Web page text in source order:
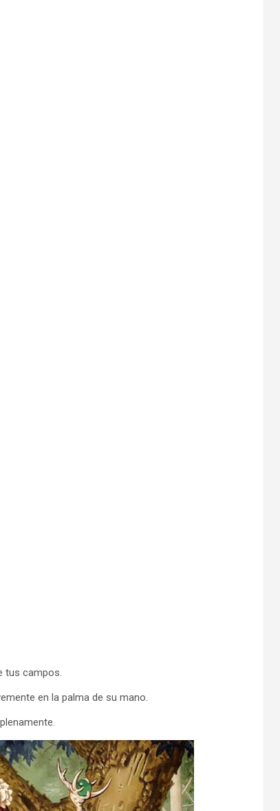
tus campos.
en la palma de su mano.